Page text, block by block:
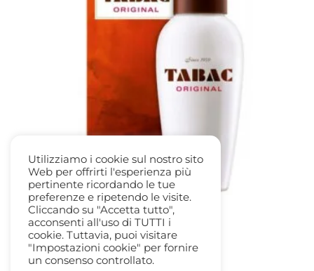
Tabac Original Eau de Cologne
24,00€ - 37,50€Fascia
di
prezzo:
Utilizziamo i cookie sul nostro sito
Web per offrirti l'esperienza più
pertinente ricordando le tue
preferenze e ripetendo le visite.
Cliccando su "Accetta tutto",
acconsenti all'uso di TUTTI i
cookie. Tuttavia, puoi visitare
"Impostazioni cookie" per fornire
un consenso controllato.